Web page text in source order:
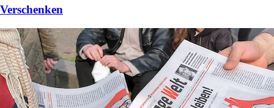
Verschenken